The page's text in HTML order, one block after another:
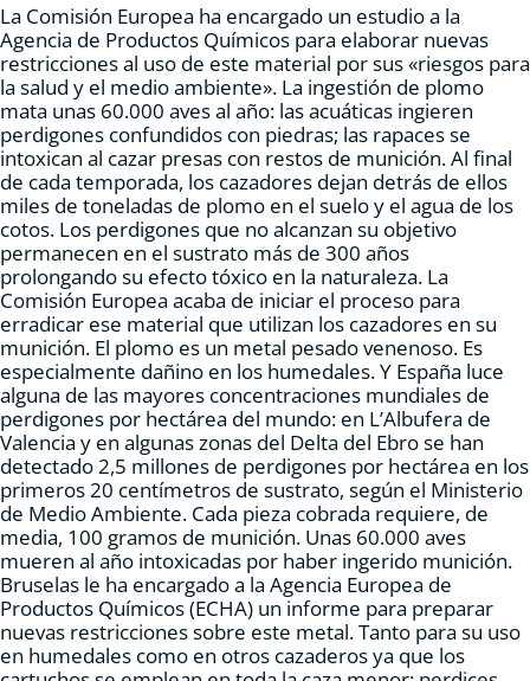
CONTACTO
CARRITO
La Comisión Europea ha encargado un estudio a la
Agencia de Productos Químicos para elaborar nuevas
restricciones al uso de este material por sus «riesgos para
la salud y el medio ambiente». La ingestión de plomo
mata unas 60.000 aves al año: las acuáticas ingieren
perdigones confundidos con piedras; las rapaces se
intoxican al cazar presas con restos de munición. Al final
de cada temporada, los cazadores dejan detrás de ellos
miles de toneladas de plomo en el suelo y el agua de los
cotos. Los perdigones que no alcanzan su objetivo
permanecen en el sustrato más de 300 años
prolongando su efecto tóxico en la naturaleza. La
Comisión Europea acaba de iniciar el proceso para
erradicar ese material que utilizan los cazadores en su
munición. El plomo es un metal pesado venenoso. Es
especialmente dañino en los humedales. Y España luce
alguna de las mayores concentraciones mundiales de
perdigones por hectárea del mundo: en L’Albufera de
Valencia y en algunas zonas del Delta del Ebro se han
detectado 2,5 millones de perdigones por hectárea en los
primeros 20 centímetros de sustrato, según el Ministerio
de Medio Ambiente. Cada pieza cobrada requiere, de
media, 100 gramos de munición. Unas 60.000 aves
mueren al año intoxicadas por haber ingerido munición.
Bruselas le ha encargado a la Agencia Europea de
Productos Químicos (ECHA) un informe para preparar
nuevas restricciones sobre este metal. Tanto para su uso
en humedales como en otros cazaderos ya que los